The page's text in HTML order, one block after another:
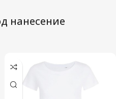
нанесение